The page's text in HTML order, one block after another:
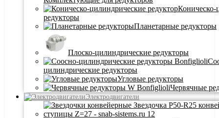
Коническо-
редукторы
Планетарные редукторы
Плоско-цилиндрические редукторы
цилиндрические редукторы
Угловые редукторы
Червячные
Электродвигатели